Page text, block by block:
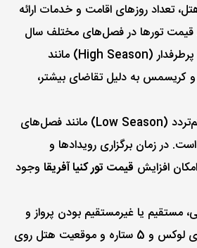
تعداد روزهای اقامت و خدمات ارائه
قیمت تورها در فصل‌های مختلف سال
متفاوت است. فصل‌های پرطرفدار (High Season) مانند
و کریسمس به دلیل تقاضای بیشتر،
در مقابل، در فصل‌های کم‌تردد (Low Season) مانند فصل‌های
در زمان برگزاری رویدادها و
افزایش قیمت تور کنیا آفریقا وجود
مستقیم یا غیرمستقیم بودن پرواز و
نوع کلاس پرواز، هتل‌های لوکس و 5 ستاره و موقعیت هتل روی